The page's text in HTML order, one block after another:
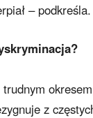
– podkreśla.
z